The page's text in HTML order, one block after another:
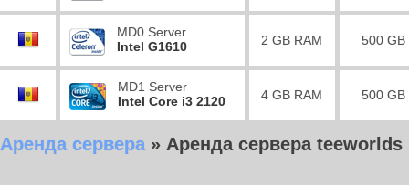
MD0 Server
Intel G1610
2 GB RAM 500 GB
MD1 Server
Intel Core i3 2120
4 GB RAM 500 GB
Аренда сервера» Аренда сервера teeworlds